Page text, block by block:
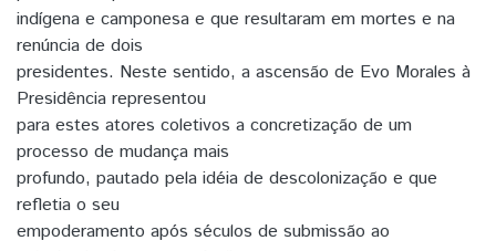
indígena e camponesa e que resultaram em mortes e na
renúncia de dois
presidentes. Neste sentido, a ascensão de Evo Morales à
Presidência representou
para estes atores coletivos a concretização de um
processo de mudança mais
profundo, pautado pela idéia de descolonização e que
refletia o seu
empoderamento após séculos de submissão ao